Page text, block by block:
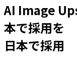
AI Image
本で採用を
日本で採用